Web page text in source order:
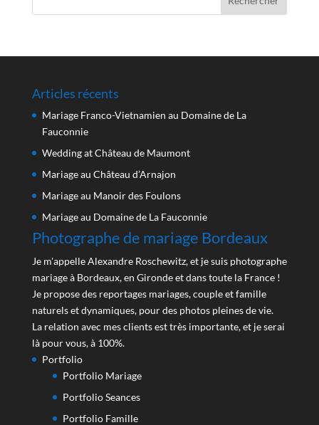
Articles récents
Mariage Franco-Vietnamien au Domaine de La
Fauconnie
Wedding at Château de Maumont
Mariage au Château d’Arnajon
Mariage au Manoir des Foulons
Mariage au Domaine de La Fauconnie
Photographe de mariage Bordeaux
Je m'appelle Alexandre Roschewitz, et je suis photographe
mariage à Bordeaux, en Gironde et dans toute la France !
Je propose des reportages mariages, couple et famille
naturels et dynamiques, pour des photos pleines de vie.
La relation avec mes clients est très importante, et je serai
là pour vous, à 100%.
Portfolio
Portfolio Mariage
Portfolio Seances
Portfolio Famille